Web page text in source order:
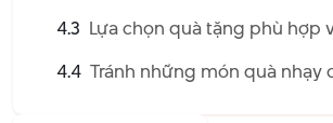
4.3 Lựa chọn quà tặng phù hợp
4.4 Tránh những món quà nhạy